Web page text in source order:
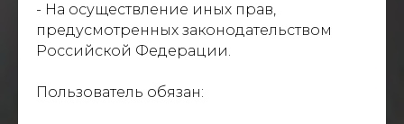
- На осуществление иных прав,
предусмотренных законодательством
Российской Федерации.
Пользователь обязан: